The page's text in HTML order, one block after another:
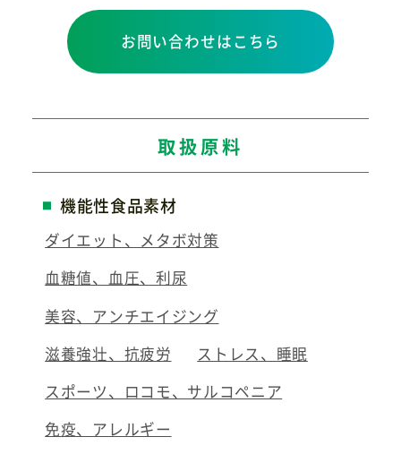
お問い合わせはこちら
取扱原料
機能性食品素材
ダイエット、メタボ対策
血糖値、血圧、利尿
美容、アンチエイジング
滋養強壮、抗疲労
ストレス、睡眠
スポーツ、ロコモ、サルコペニア
免疫、アレルギー